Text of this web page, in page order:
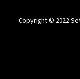
Copyright © 2022